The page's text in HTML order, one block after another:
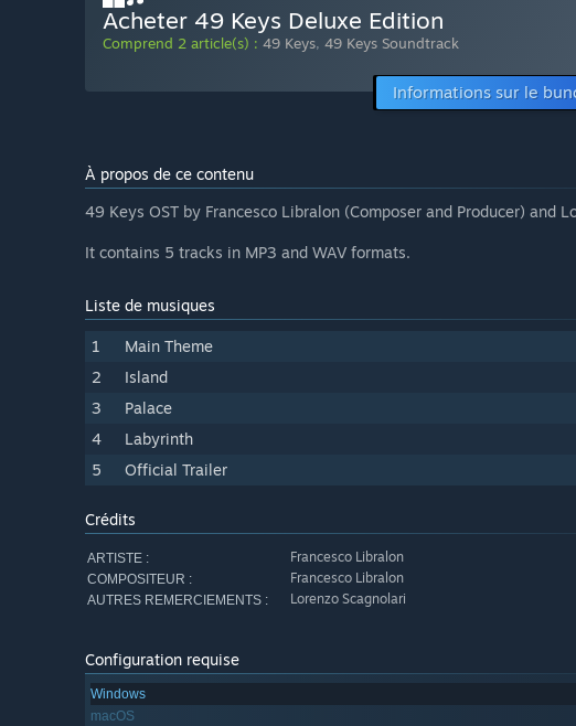
Acheter 49 Keys Deluxe Edition
Comprend 2 article(s) : 49 Keys, 49 Keys Soundtrack
Informations sur le
À propos de ce contenu
49 Keys OST by Francesco Libralon (Composer and Producer) and
It contains 5 tracks in MP3 and WAV formats.
Liste de musiques
1 Main Theme
2
Island
3
Palace
4
Labyrinth
5
Official Trailer
Crédits
ARTISTE : Francesco Libralon
COMPOSITEUR : Francesco Libralon
AUTRES REMERCIEMENTS : Lorenzo Scagnolari
Configuration requise
Windows
macOS